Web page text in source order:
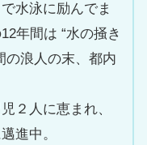
水泳に励んでま
年間は “水の掻き
の浪人の末、都内
２人に恵まれ、
進中。